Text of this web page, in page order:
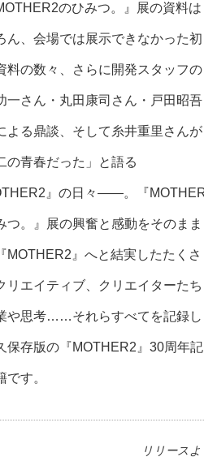
のひみつ。』展の資料は
ん、会場では展示できなかった初
料の数々、さらに開発スタッフの
一さん・丸田康司さん・戸田昭吾
よる鼎談、そして糸井重里さんが
の青春だった」と語る
』の日々――。『
つ。』展の興奮と感動をそのまま
MOTHER2』へと結実したたくさ
リエイティブ、クリエイターたち
や思考……それらすべてを記録し
保存版の『MOTHER2』30周年記
です。
リリースよ